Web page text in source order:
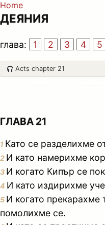
Home
ДЕЯНИЯ
глава: 1 2 3 4 5
Acts chapter 21
ГЛАВА 21
1 Като се разделихме
2 И като намерихме
3 И когато Кипър се
4 И като издирихме
5 И когато прекарахме
помолихме се.